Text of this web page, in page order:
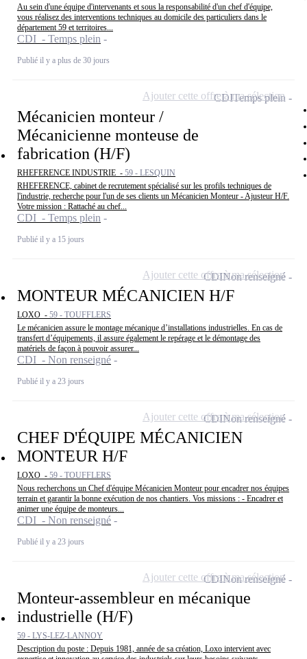
Au sein d'une équipe d'intervenants et sous la responsabilité d'un chef d'équipe,
vous réalisez des interventions techniques au domicile des particuliers dans le
département 59 et territoires...
CDI - Temps plein
Publié il y a plus de 30 jours
Mécanicien monteur /
Mécanicienne monteuse de
fabrication (H/F)
RHEFERENCE INDUSTRIE - 59 - LESQUIN
RHEFERENCE, cabinet de recrutement spécialisé sur les profils techniques de
l'industrie, recherche pour l'un de ses clients un Mécanicien Monteur - Ajusteur H/F.
Votre mission : Rattaché au chef...
CDI - Temps plein
Publié il y a 15 jours
CDITemps plein
Ajouter cette offre à ma sélection
MONTEUR MÉCANICIEN H/F
LOXO - 59 - TOUFFLERS
Le mécanicien assure le montage mécanique d’installations industrielles. En cas de
transfert d’équipements, il assure également le repérage et le démontage des
matériels de façon à pouvoir assurer...
CDI - Non renseigné
Publié il y a 23 jours
CDINon renseigné
Ajouter cette offre à ma sélection
CHEF D'ÉQUIPE MÉCANICIEN
MONTEUR H/F
LOXO - 59 - TOUFFLERS
Nous recherchons un Chef d'équipe Mécanicien Monteur pour encadrer nos équipes
terrain et garantir la bonne exécution de nos chantiers. Vos missions : - Encadrer et
animer une équipe de monteurs...
CDI - Non renseigné
Publié il y a 23 jours
CDINon renseigné
Ajouter cette offre à ma sélection
Monteur-assembleur en mécanique
industrielle (H/F)
59 - LYS-LEZ-LANNOY
Description du poste : Depuis 1981, année de sa création, Loxo intervient avec
CDINon renseigné
Ajouter cette offre à ma sélection